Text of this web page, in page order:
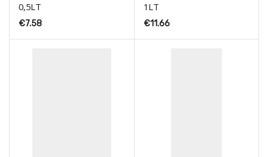
0,5LT
€7.58
1LT
€11.66